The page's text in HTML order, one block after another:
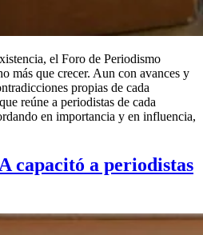
el Foro de Periodismo
más que crecer. Aun con avances y
propias de cada
reúne a periodistas de cada
en importancia y en influencia,
capacitó a periodistas